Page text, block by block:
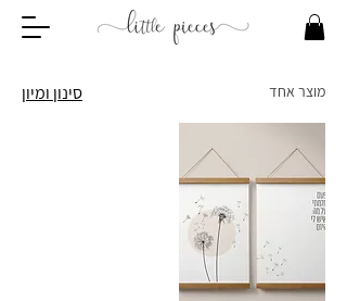
מוצר אחד סינון ומיון